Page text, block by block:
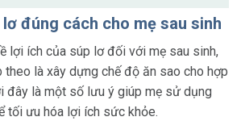
lơ đúng cách cho mẹ sau sinh
lợi ích của súp lơ đối với mẹ sau sinh,
theo là xây dựng chế độ ăn sao cho hợp
đây là một số lưu ý giúp mẹ sử dụng
tối ưu hóa lợi ích sức khỏe.